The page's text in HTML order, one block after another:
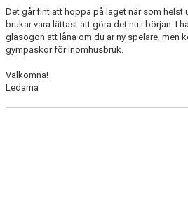
Det går fint att hoppa på laget när som helst
brukar vara lättast att göra det nu i början. I
glasögon att låna om du är ny spelare, men
gympaskor för inomhusbruk.
Välkomna!
Ledarna